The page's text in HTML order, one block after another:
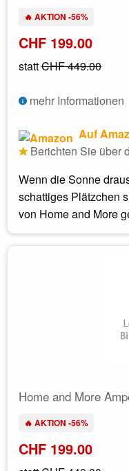
🔥 AKTION -56%
CHF 199.00
stattCHF 449.00
mehr Informationen
Auf
Berichten Sie über
Wenn die Sonne
schattiges Plätzchen
von Home and More
Home and More
🔥 AKTION -56%
CHF 199.00